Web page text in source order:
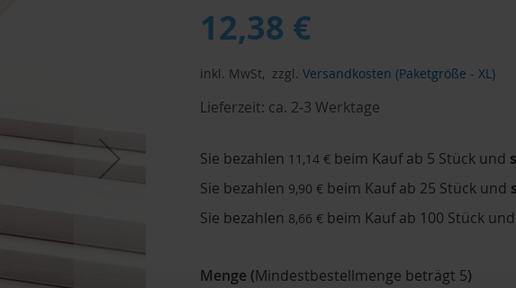
12,38 €
inkl. MwSt, zzgl. Versandkosten (Paketgröße - XL)
Lieferzeit: ca. 2-3 Werktage
Sie bezahlen 11,14 € beim Kauf ab 5 Stück und
Sie bezahlen 9,90 € beim Kauf ab 25 Stück und
Sie bezahlen 8,66 € beim Kauf ab 100 Stück und
Menge (Mindestbestellmenge beträgt 5)